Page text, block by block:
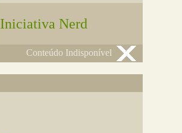
Iniciativa Nerd
Conteúdo Indisponível